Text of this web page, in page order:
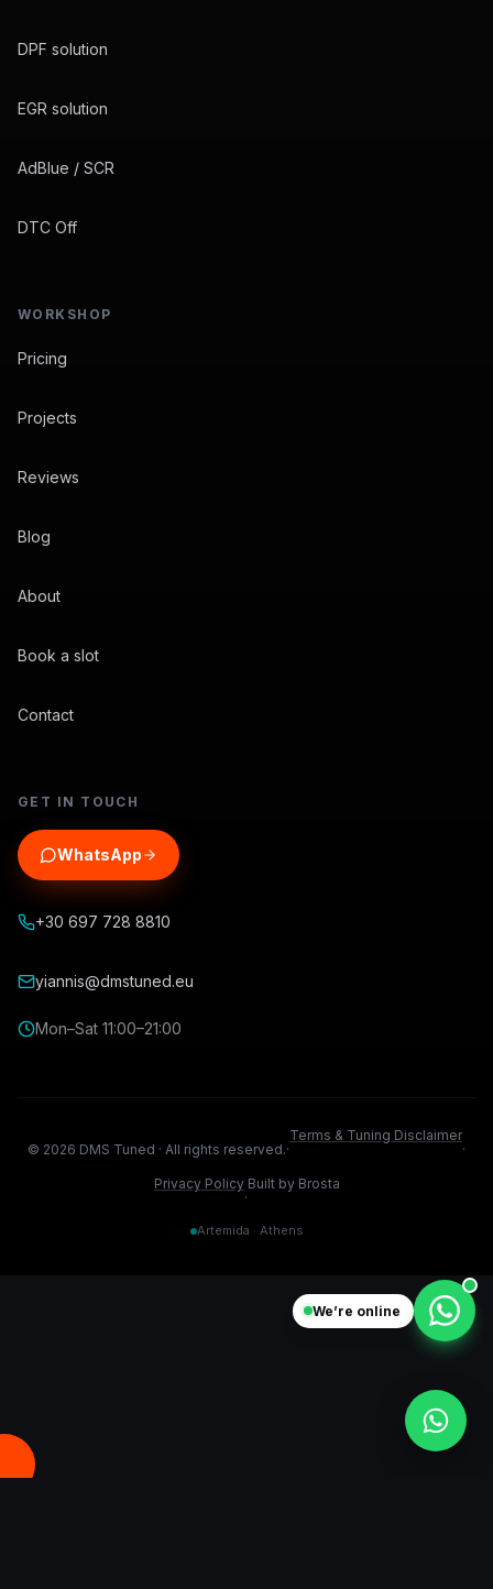
We’re online
DPF solution
EGR solution
AdBlue / SCR
DTC Off
WORKSHOP
Pricing
Projects
Reviews
Blog
About
Book a slot
Contact
GET IN TOUCH
WhatsApp
+30 697 728 8810
yiannis@dmstuned.eu
Mon–Sat 11:00–21:00
© 2026 DMS Tuned · All rights reserved.·
Terms & Tuning Disclaimer
·
Privacy Policy
·
Built by Brosta
Artemida · Athens